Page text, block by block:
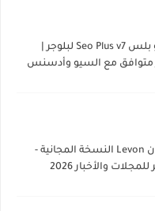
تحميل قالب سيو بلس Seo Plus v7 لبلوجر |
متوافق مع السيو وأدسنس
تحميل قالب ليفون Levon النسخة المجانية -
والأخبار 2026